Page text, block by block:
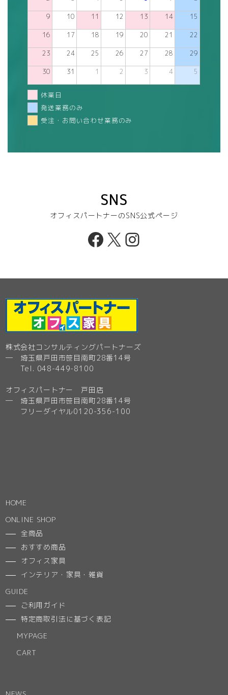
9 10 11 12 13 14 15
16 17 18 19 20 21 22
23 24 25 26 27 28 29
30 31 1 2 3 4 5
休業日
発送業務のみ
受注・お問い合わせ業務のみ
SNS
オフィスパートナーのSNS公式ページ
Facebook
X Instagram
株式会社コンサルティングパートナーズ
─ 埼玉県戸田市笹目南町28番14号
Tel. 048-449-8100
オフィスパートナー 戸田店
─ 埼玉県戸田市笹目南町28番14号
フリーダイヤル0120-356-100
HOME
ONLINE SHOP
全商品
おすすめ商品
オフィス家具
インテリア・家具・雑貨
GUIDE
ご利用ガイド
特定商取引法に基づく表記
MYPAGE
CART